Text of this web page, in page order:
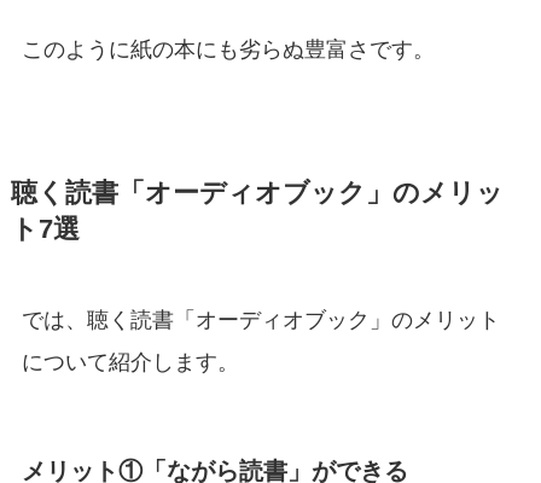
このように紙の本にも劣らぬ豊富さです。
聴く読書「オーディオブック」のメリッ
ト7選
では、聴く読書「オーディオブック」のメリット
について紹介します。
メリット①「ながら読書」ができる